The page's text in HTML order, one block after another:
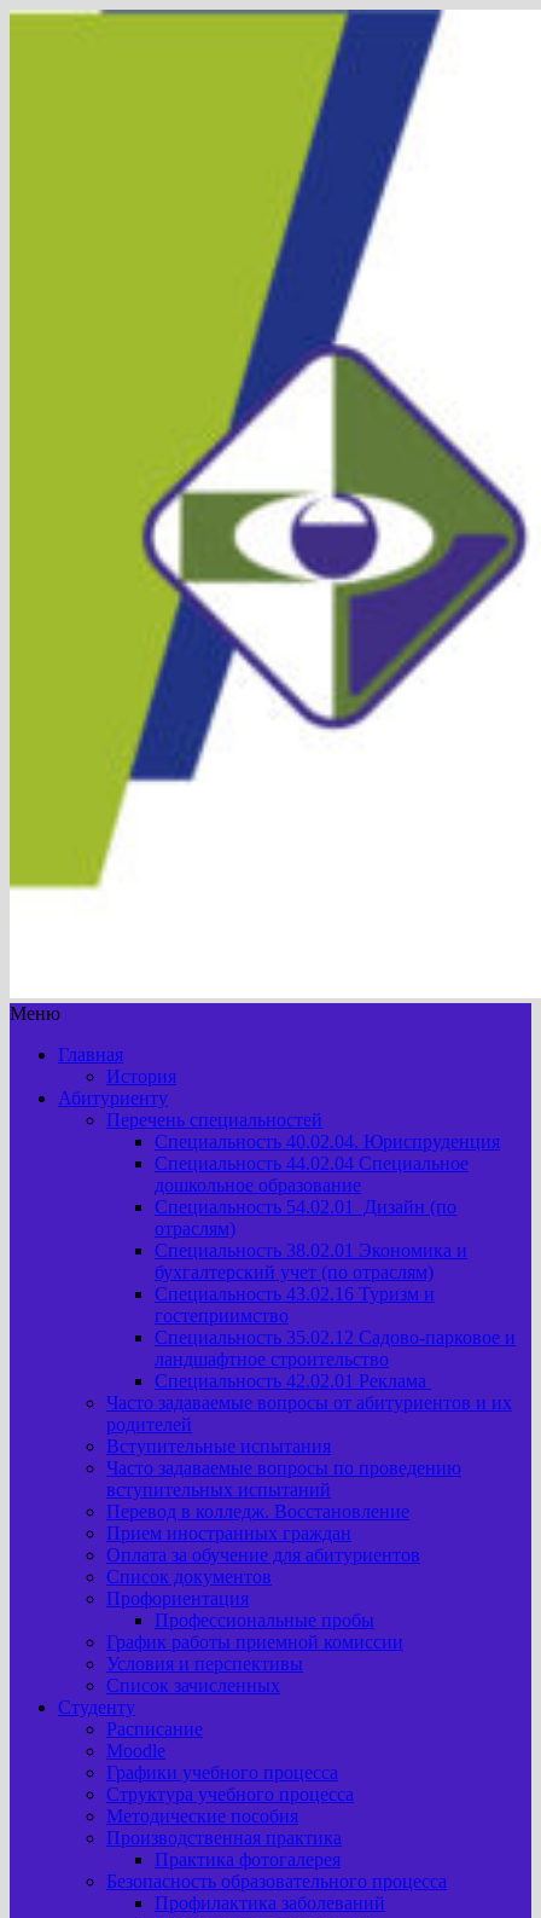
Меню
Главная
История
Абитуриенту
Перечень специальностей
Специальность 40.02.04. Юриспруденция
Специальность 44.02.04 Специальное
дошкольное образование
Специальность 54.02.01 Дизайн (по
отраслям)
Специальность 38.02.01 Экономика и
бухгалтерский учет (по отраслям)
Специальность 43.02.16 Туризм и
гостеприимство
Специальность 35.02.12 Садово-парковое и
ландшафтное строительство
Специальность 42.02.01 Реклама
Часто задаваемые вопросы от абитуриентов и их
родителей
Вступительные испытания
Часто задаваемые вопросы по проведению
вступительных испытаний
Перевод в колледж. Восстановление
Прием иностранных граждан
Оплата за обучение для абитуриентов
Список документов
Профориентация
Профессиональные пробы
График работы приемной комиссии
Условия и перспективы
Список зачисленных
Студенту
Расписание
Moodle
Графики учебного процесса
Структура учебного процесса
Методические пособия
Производственная практика
Практика фотогалерея
Безопасность образовательного процесса
Профилактика заболеваний